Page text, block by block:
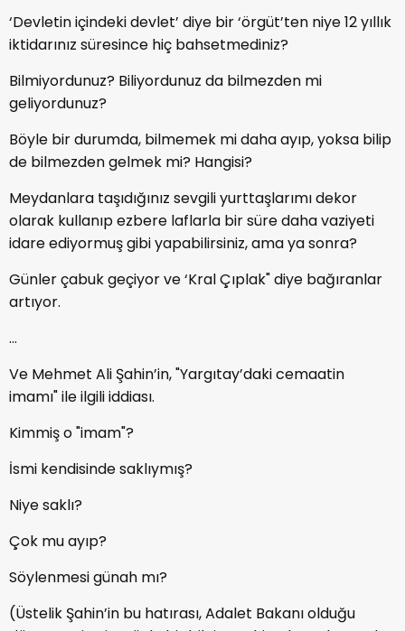
‘Devletin içindeki devlet’ diye bir ‘örgüt’ten niye 12 yıllık
iktidarınız süresince hiç bahsetmediniz?
Bilmiyordunuz? Biliyordunuz da bilmezden mi
geliyordunuz?
Böyle bir durumda, bilmemek mi daha ayıp, yoksa bilip
de bilmezden gelmek mi? Hangisi?
Meydanlara taşıdığınız sevgili yurttaşlarımı dekor
olarak kullanıp ezbere laflarla bir süre daha vaziyeti
idare ediyormuş gibi yapabilirsiniz, ama ya sonra?
Günler çabuk geçiyor ve ‘Kral Çıplak" diye bağıranlar
artıyor.
…
Ve Mehmet Ali Şahin’in, "Yargıtay’daki cemaatin
imamı" ile ilgili iddiası.
Kimmiş o "imam"?
İsmi kendisinde saklıymış?
Niye saklı?
Çok mu ayıp?
Söylenmesi günah mı?
(Üstelik Şahin’in bu hatırası, Adalet Bakanı olduğu